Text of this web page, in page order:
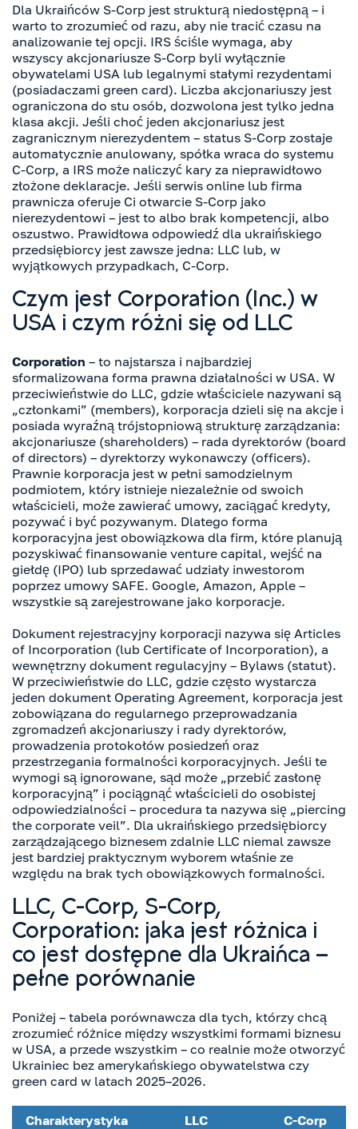
Dla Ukraińców S-Corp jest strukturą niedostępną – i
warto to zrozumieć od razu, aby nie tracić czasu na
analizowanie tej opcji. IRS ściśle wymaga, aby
wszyscy akcjonariusze S-Corp byli wyłącznie
obywatelami USA lub legalnymi stałymi rezydentami
(posiadaczami green card). Liczba akcjonariuszy jest
ograniczona do stu osób, dozwolona jest tylko jedna
klasa akcji. Jeśli choć jeden akcjonariusz jest
zagranicznym nierezydentem – status S-Corp zostaje
automatycznie anulowany, spółka wraca do systemu
C-Corp, a IRS może naliczyć kary za nieprawidłowo
złożone deklaracje. Jeśli serwis online lub firma
prawnicza oferuje Ci otwarcie S-Corp jako
nierezydentowi – jest to albo brak kompetencji, albo
oszustwo. Prawidłowa odpowiedź dla ukraińskiego
przedsiębiorcy jest zawsze jedna: LLC lub, w
wyjątkowych przypadkach, C-Corp.
Czym jest Corporation (Inc.) w
USA i czym różni się od LLC
Corporation – to najstarsza i najbardziej
sformalizowana forma prawna działalności w USA. W
przeciwieństwie do LLC, gdzie właściciele nazywani są
„członkami” (members), korporacja dzieli się na akcje i
posiada wyraźną trójstopniową strukturę zarządzania:
akcjonariusze (shareholders) – rada dyrektorów (board
of directors) – dyrektorzy wykonawczy (officers).
Prawnie korporacja jest w pełni samodzielnym
podmiotem, który istnieje niezależnie od swoich
właścicieli, może zawierać umowy, zaciągać kredyty,
pozywać i być pozywanym. Dlatego forma
korporacyjna jest obowiązkowa dla firm, które planują
pozyskiwać finansowanie venture capital, wejść na
giełdę (IPO) lub sprzedawać udziały inwestorom
poprzez umowy SAFE. Google, Amazon, Apple –
wszystkie są zarejestrowane jako korporacje.
Dokument rejestracyjny korporacji nazywa się Articles
of Incorporation (lub Certificate of Incorporation), a
wewnętrzny dokument regulacyjny – Bylaws (statut).
W przeciwieństwie do LLC, gdzie często wystarcza
jeden dokument Operating Agreement, korporacja jest
zobowiązana do regularnego przeprowadzania
zgromadzeń akcjonariuszy i rady dyrektorów,
prowadzenia protokołów posiedzeń oraz
przestrzegania formalności korporacyjnych. Jeśli te
wymogi są ignorowane, sąd może „przebić zasłonę
korporacyjną” i pociągnąć właścicieli do osobistej
odpowiedzialności – procedura ta nazywa się „piercing
the corporate veil”. Dla ukraińskiego przedsiębiorcy
zarządzającego biznesem zdalnie LLC niemal zawsze
jest bardziej praktycznym wyborem właśnie ze
względu na brak tych obowiązkowych formalności.
LLC, C-Corp, S-Corp,
Corporation: jaka jest różnica i
co jest dostępne dla Ukraińca –
pełne porównanie
Poniżej – tabela porównawcza dla tych, którzy chcą
zrozumieć różnice między wszystkimi formami biznesu
w USA, a przede wszystkim – co realnie może otworzyć
Ukrainiec bez amerykańskiego obywatelstwa czy
green card w latach 2025–2026.
Charakterystyka LLC
C-Corp